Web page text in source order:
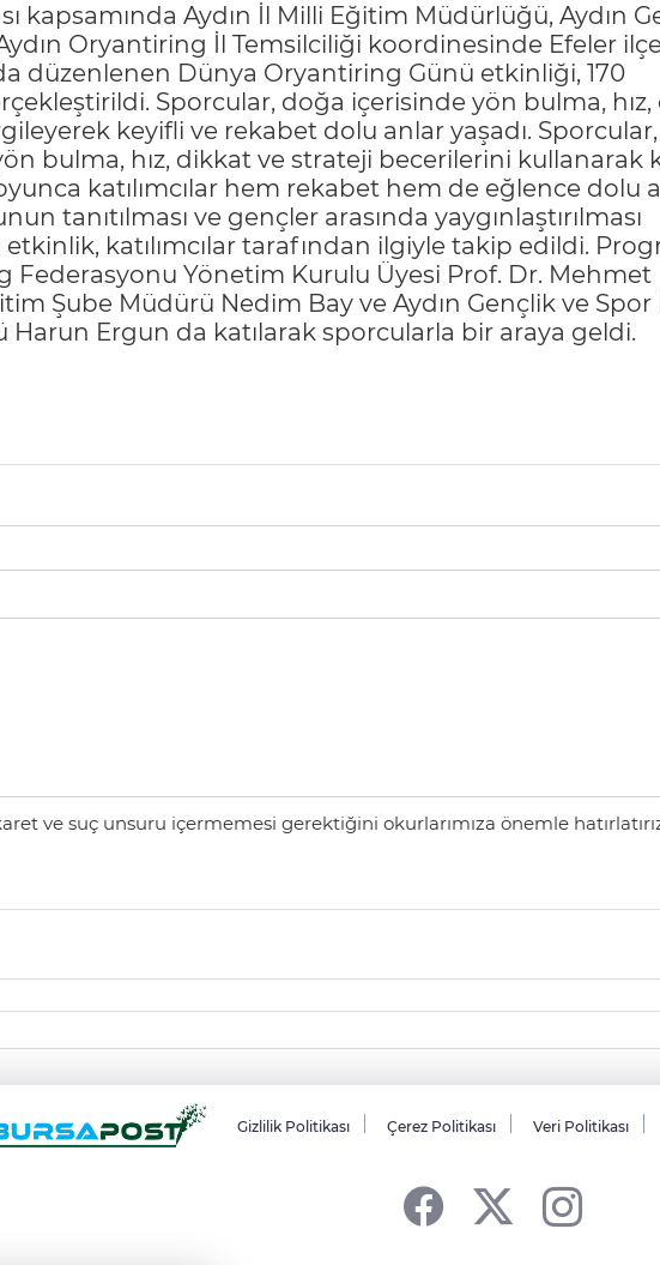
kapsamında Aydın İl Milli Eğitim Müdürlüğü, Aydın
Oryantiring İl Temsilciliği koordinesinde Efeler
düzenlenen Dünya Oryantiring Günü etkinliği, 170
Sporcular, doğa içerisinde yön bulma,
keyifli ve rekabet dolu anlar yaşadı. Sporcular,
bulma, hız, dikkat ve strateji becerilerini kullanarak
katılımcılar hem rekabet hem de eğlence dolu
tanıtılması ve gençler arasında yaygınlaştırılması
katılımcılar tarafından ilgiyle takip edildi.
Federasyonu Yönetim Kurulu Üyesi Prof. Dr. Mehmet
Şube Müdürü Nedim Bay ve Aydın Gençlik ve Spor
Ergun da katılarak sporcularla bir araya geldi.
ve suç unsuru içermemesi gerektiğini okurlarımıza önemle
Gizlilik Politikası Çerez Politikası Veri Politikası